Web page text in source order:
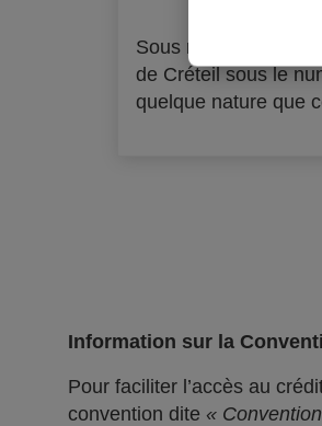
Sous réserve
de Créteil sous le
quelque nature que
Information sur la
Pour faciliter l’accès au
convention dite «